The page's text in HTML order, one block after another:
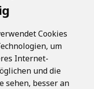
Cookies
um
Internet-
und die
sehen, besser an